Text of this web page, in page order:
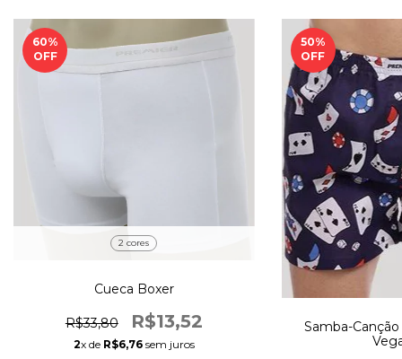
60%
OFF
2 cores
Cueca Boxer
R$33,80 R$13,52
2x de R$6,76sem juros
50%
OFF
Samba-